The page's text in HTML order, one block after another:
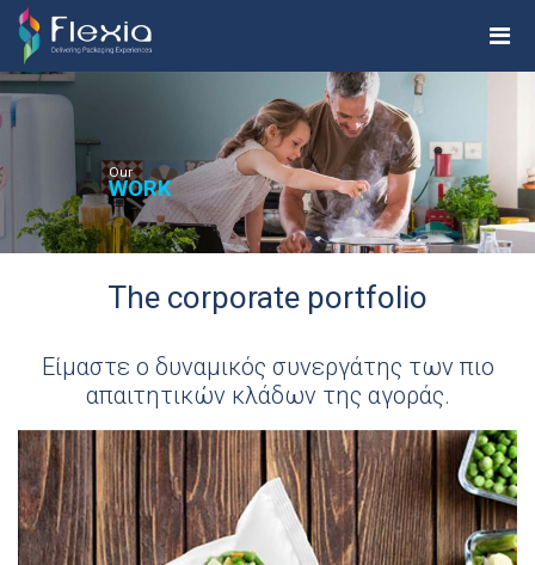
Our
WORK
The corporate portfolio
Είμαστε ο δυναμικός συνεργάτης των πιο
απαιτητικών κλάδων της αγοράς.